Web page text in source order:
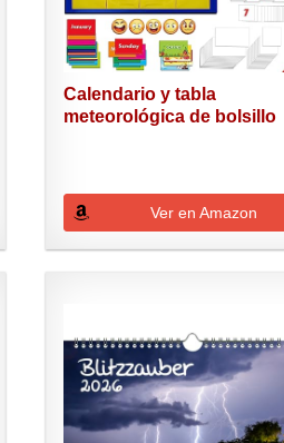
Calendario y tabla
meteorológica de bolsillo
Ver en Amazon